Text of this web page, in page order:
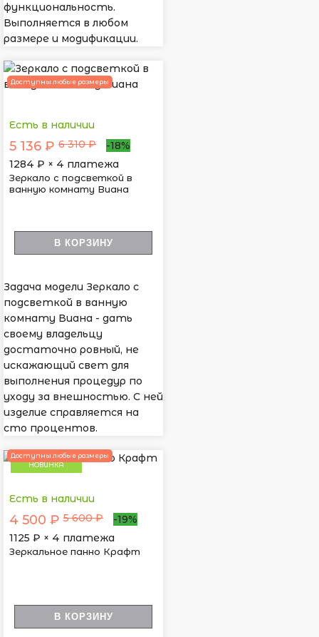
функциональность.
Выполняется в любом
размере и модификации.
Доступны любые размеры
Есть в наличии
5 136 ₽ 6 310 ₽
-18%
1284 ₽ × 4 платежа
Зеркало с подсветкой в
ванную комнату Виана
В КОРЗИНУ
Задача модели Зеркало с
подсветкой в ванную
комнату Виана - дать
своему владельцу
достаточно ровный, не
искажающий свет для
выполнения процедур по
уходу за внешностью. С ней
изделие справляется на
сто процентов.
НОВИНКА
Доступны любые размеры
Есть в наличии
4 500 ₽ 5 600 ₽
-19%
1125 ₽ × 4 платежа
Зеркальное панно Крафт
В КОРЗИНУ